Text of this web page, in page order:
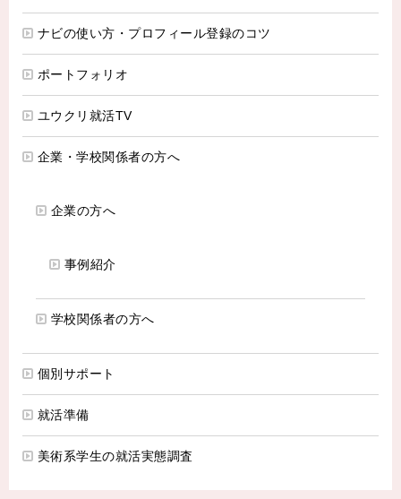
ナビの使い方・プロフィール登録のコツ
ポートフォリオ
ユウクリ就活TV
企業・学校関係者の方へ
企業の方へ
事例紹介
学校関係者の方へ
個別サポート
就活準備
美術系学生の就活実態調査